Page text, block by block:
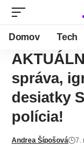
Domov Tech
správa,
desiatky
polícia!
Andrea Šípošová 7.